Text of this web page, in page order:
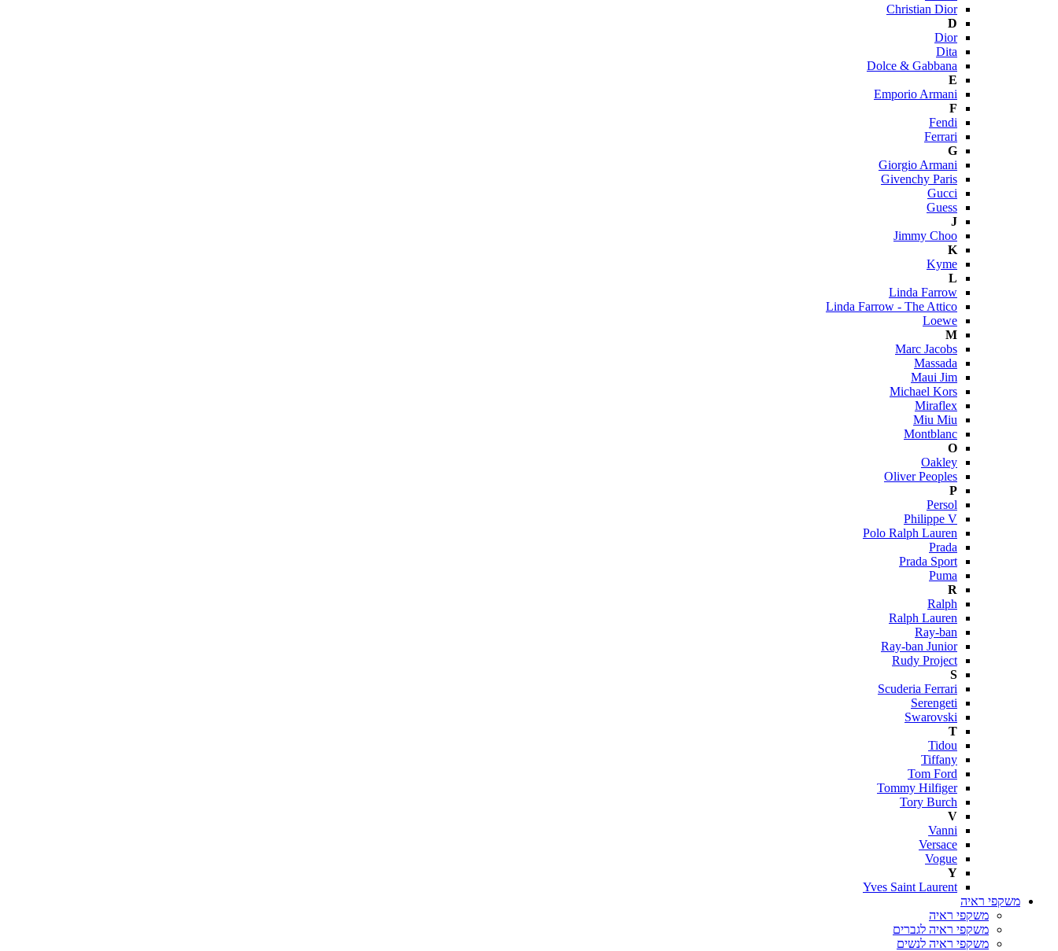
Christian Dior
D
Dior
Dita
Dolce & Gabbana
E
Emporio Armani
F
Fendi
Ferrari
G
Giorgio Armani
Givenchy Paris
Gucci
Guess
J
Jimmy Choo
K
Kyme
L
Linda Farrow
Linda Farrow - The Attico
Loewe
M
Marc Jacobs
Massada
Maui Jim
Michael Kors
Miraflex
Miu Miu
Montblanc
O
Oakley
Oliver Peoples
P
Persol
Philippe V
Polo Ralph Lauren
Prada
Prada Sport
Puma
R
Ralph
Ralph Lauren
Ray-ban
Ray-ban Junior
Rudy Project
S
Scuderia Ferrari
Serengeti
Swarovski
T
Tidou
Tiffany
Tom Ford
Tommy Hilfiger
Tory Burch
V
Vanni
Versace
Vogue
Y
Yves Saint Laurent
משקפי ראיה
משקפי ראיה
משקפי ראיה לגברים
משקפי ראיה לנשים